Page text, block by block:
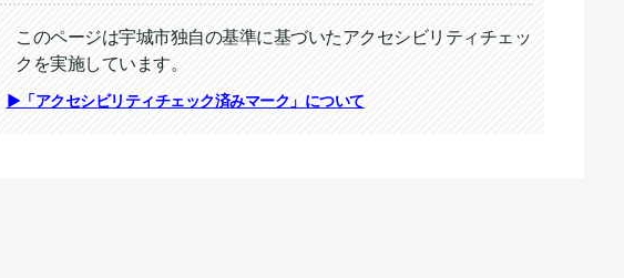
ビリティチェック
このページは宇城市独自の基準に基づいたアクセシビリティチェッ
クを実施しています。
▶「アクセシビリティチェック済みマーク」について